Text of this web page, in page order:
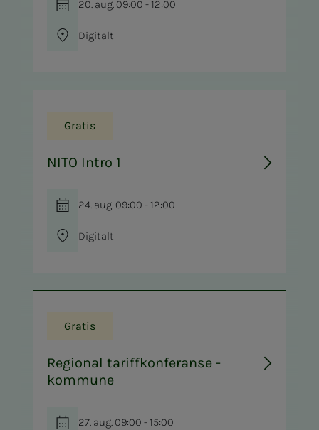
20. aug. 09:00 - 12:00
Digitalt
Gratis
NITO Intro 1
24. aug. 09:00 - 12:00
Digitalt
Gratis
Regional tariffkonferanse -
kommune
27. aug. 09:00 - 15:00